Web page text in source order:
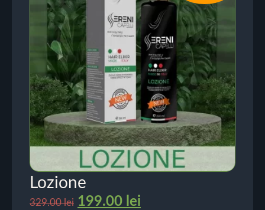
Lozione
329.00lei 199.00 lei